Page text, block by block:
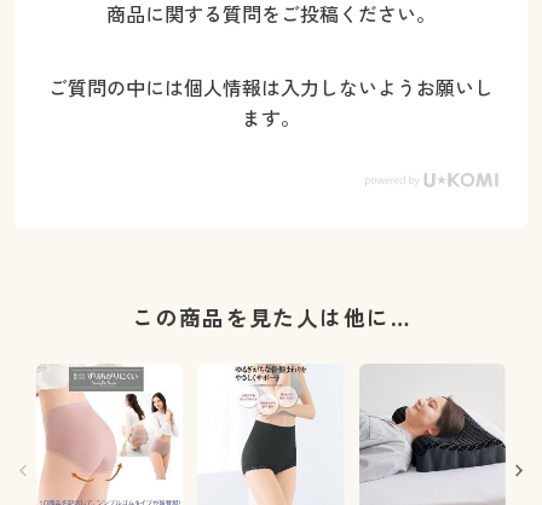
商品に関する質問をご投稿ください。
ご質問の中には個人情報は入力しないようお願いし
ます。
この商品を見た人は他に…